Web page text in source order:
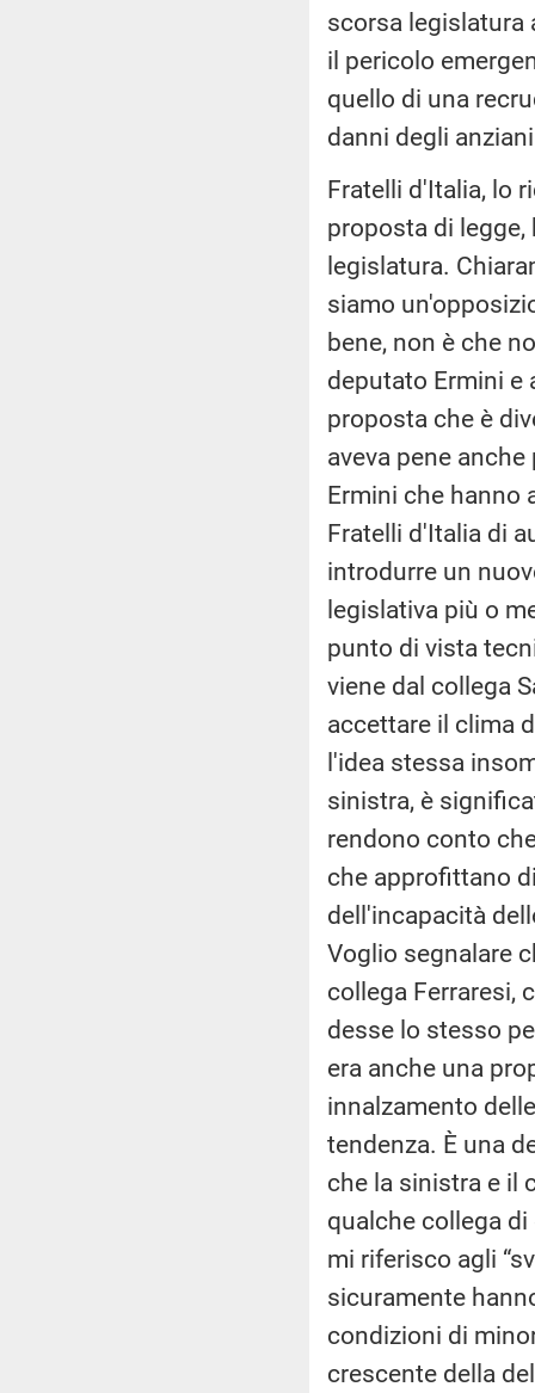
scorsa legislatura
il pericolo
quello di una
danni degli
Fratelli d'Italia, lo
proposta di
legislatura.
siamo
bene, non è che
deputato Ermini e
proposta che è
aveva pene
Ermini che hanno
Fratelli d'Italia di
introdurre un
legislativa più o
punto di vista
viene dal collega
accettare il clima
l'idea stessa
sinistra, è
rendono conto
che approfittano
dell'incapacità
Voglio segnalare
collega Ferraresi,
desse lo stesso
era anche una
innalzamento
tendenza. È una
che la sinistra e il
qualche collega
mi riferisco agli
sicuramente
condizioni di
crescente della